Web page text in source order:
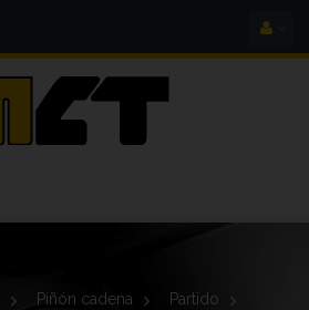
> Piñón cadena >
Partido